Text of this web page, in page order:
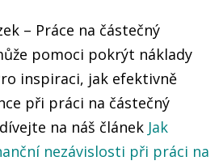
– Práce na částečný
pomoci pokrýt náklady
inspiraci, jak efektivně
při práci na částečný
na náš článek Jak
nezávislosti při práci na